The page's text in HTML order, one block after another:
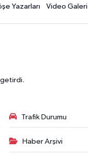
Yazarları Video Galeri
getirdi.
Trafik Durumu
Haber Arşivi